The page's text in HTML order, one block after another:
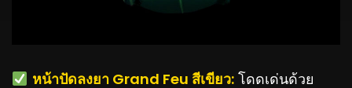
หน้าปัดลงยา Grand Feu สีเขียว:โดดเด่นด้วย